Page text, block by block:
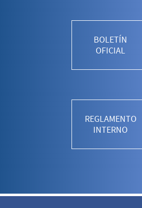
BOLETÍN
OFICIAL
REGLAMENTO
INTERNO